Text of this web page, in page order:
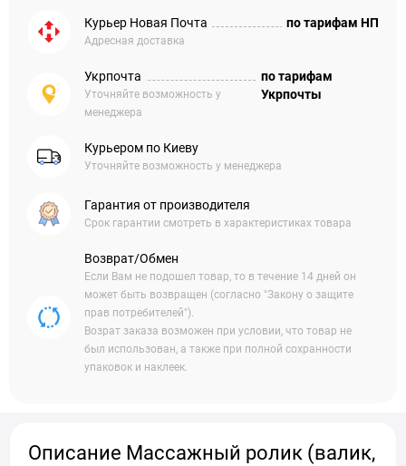
Курьер Новая Почта
Адресная доставка
по тарифам НП
Укрпочта
Уточняйте возможность у
менеджера
по тарифам
Укрпочты
Курьером по Киеву
Уточняйте возможность у менеджера
Гарантия от производителя
Срок гарантии смотреть в характеристиках товара
Возврат/Обмен
Если Вам не подошел товар, то в течение 14 дней он
может быть возвращен (согласно "Закону о защите
прав потребителей").
Возрат заказа возможен при условии, что товар не
был использован, а также при полной сохранности
упаковок и наклеек.
Описание Массажный ролик (валик,